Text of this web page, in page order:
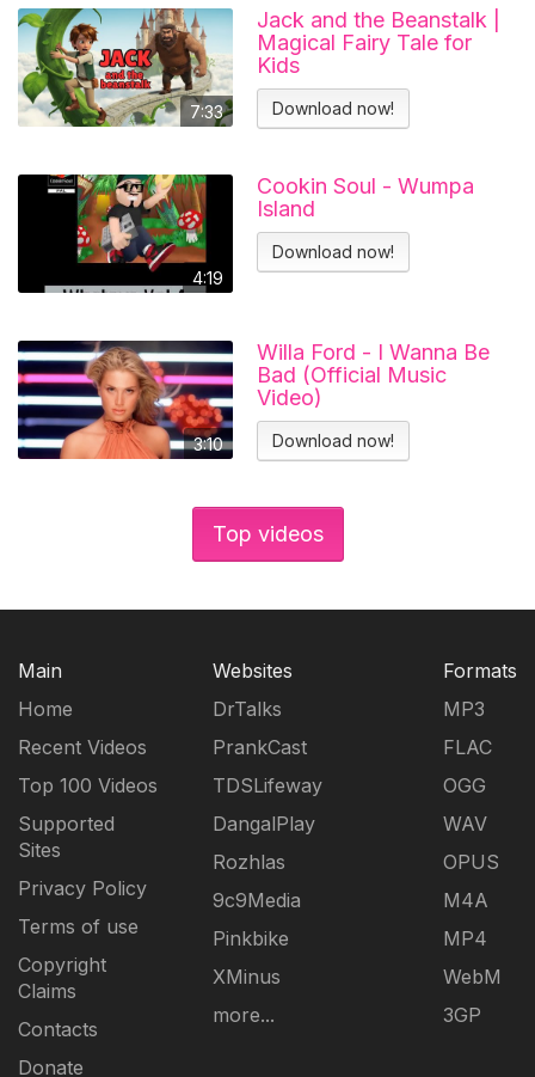
7:33
Jack and the Beanstalk |
Magical Fairy Tale for
Kids
Download now!
4:19
Cookin Soul - Wumpa
Island
Download now!
3:10
Willa Ford - I Wanna Be
Bad (Official Music
Video)
Download now!
Top videos
Main
Home
Recent Videos
Top 100 Videos
Supported
Sites
Privacy Policy
Terms of use
Copyright
Claims
Contacts
Donate
Websites
DrTalks
PrankCast
TDSLifeway
DangalPlay
Rozhlas
9c9Media
Pinkbike
XMinus
more...
Formats
MP3
FLAC
OGG
WAV
OPUS
M4A
MP4
WebM
3GP